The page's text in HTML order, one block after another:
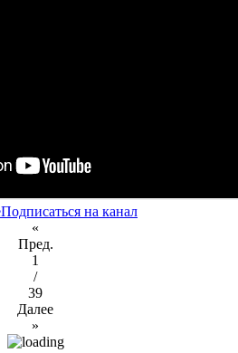
Подписаться на канал
«
Пред.
1
/
39
Далее
»